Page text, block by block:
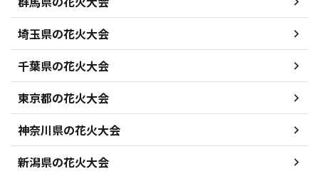
埼玉県の花火大会
千葉県の花火大会
東京都の花火大会
神奈川県の花火大会
新潟県の花火大会